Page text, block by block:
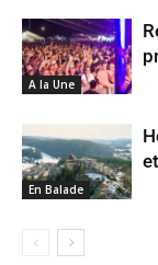
A la Une
En Balade